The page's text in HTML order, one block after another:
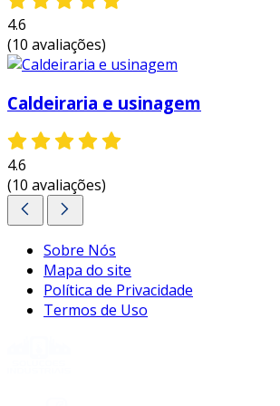
projetos industriais.
solicite um orçamento personalizado!
4.6
(10 avaliações)
Caldeiraria e usinagem
4.6
(10 avaliações)
Sobre Nós
Mapa do site
Política de Privacidade
Termos de Uso